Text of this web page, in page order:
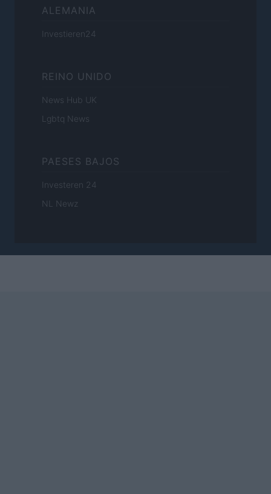
ALEMANIA
Investieren24
REINO UNIDO
News Hub UK
Lgbtq News
PAESES BAJOS
Investeren 24
NL Newz